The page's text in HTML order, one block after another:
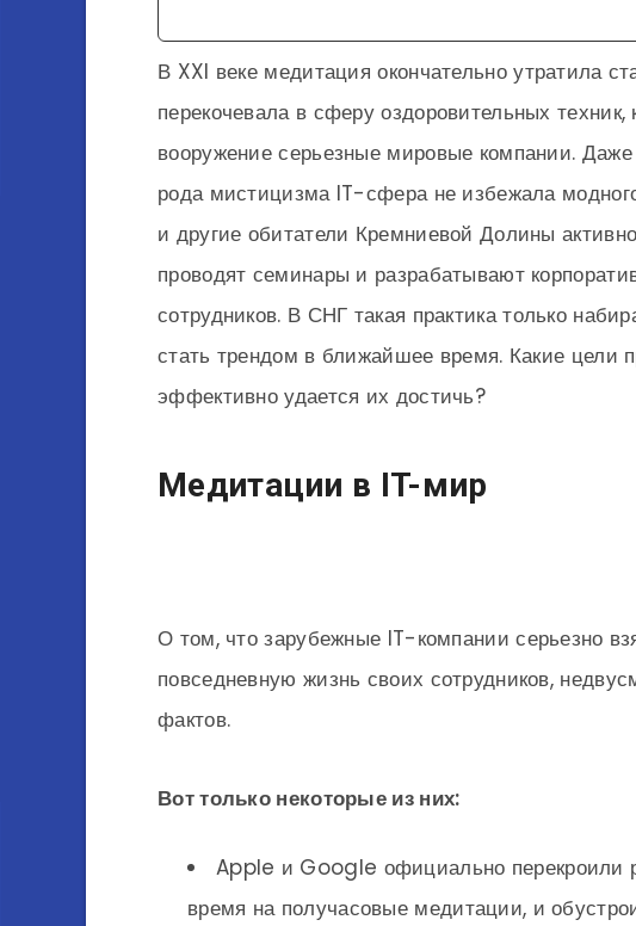
В XXI веке медитация окончательно утратила
перекочевала в сферу оздоровительных
вооружение серьезные мировые компании.
рода мистицизма IT-сфера не избежала
и другие обитатели Кремниевой Долины
проводят семинары и разрабатывают
сотрудников. В СНГ такая практика только
стать трендом в ближайшее время. Какие цели
эффективно удается их достичь?
Медитации в IT-мир
О том, что зарубежные IT-компании серьезно
повседневную жизнь своих сотрудников,
фактов.
Вот только некоторые из них:
Apple и Google официально перекроили
время на получасовые медитации, и